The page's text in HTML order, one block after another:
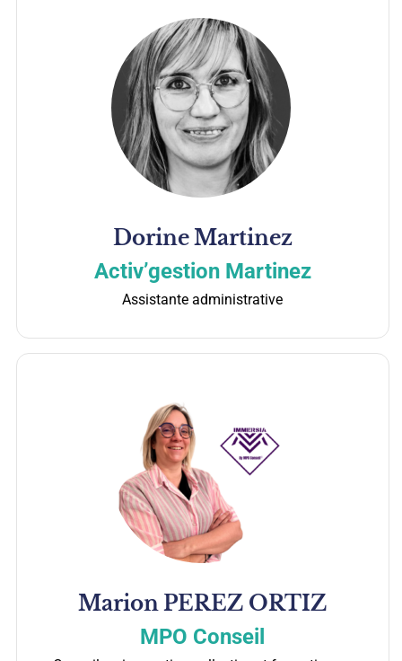
DorineMartinez
Activ’gestion Martinez
Assistante administrative
MarionPEREZ ORTIZ
MPO Conseil